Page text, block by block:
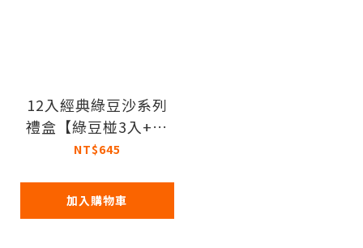
12入經典綠豆沙系列
禮盒【綠豆椪3入+蛋
黃綠豆椪3入+金沙麻
入】
NT$645
加入購物車